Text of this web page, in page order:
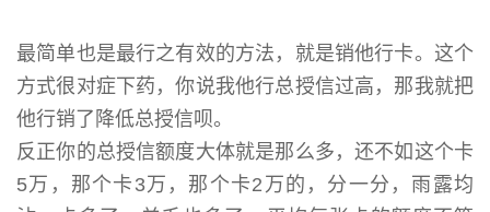
最简单也是最行之有效的方法，就是销他行卡。这个
方式很对症下药，你说我他行总授信过高，那我就把
他行销了降低总授信呗。
反正你的总授信额度大体就是那么多，还不如这个卡
5万，那个卡3万，那个卡2万的，分一分，雨露均